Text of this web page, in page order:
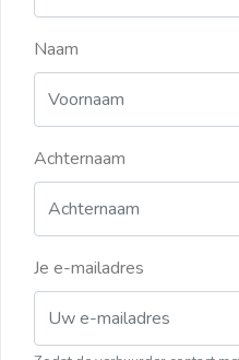
Naam
Achternaam
Je e-mailadres